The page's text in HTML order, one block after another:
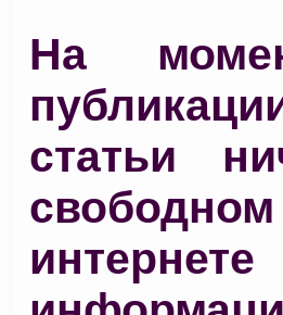
На
статьи